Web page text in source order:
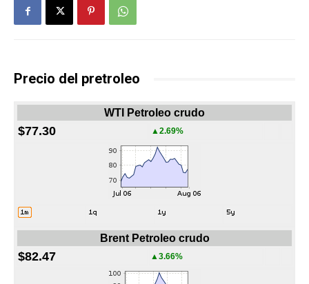
Precio del pretroleo
WTI Petroleo crudo
$77.30 ▲2.69%
Brent Petroleo crudo
$82.47 ▲3.66%